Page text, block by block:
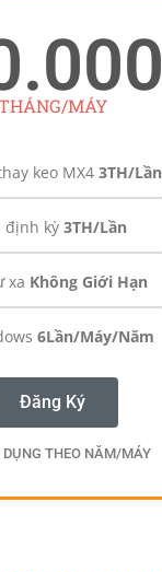
MÁY
keo MX4 3TH/Lần
định kỳ 3TH/Lần
xa Không Giới Hạn
6Lần/Máy/Năm
Đăng Ký
DỤNG THEO NĂM/MÁY